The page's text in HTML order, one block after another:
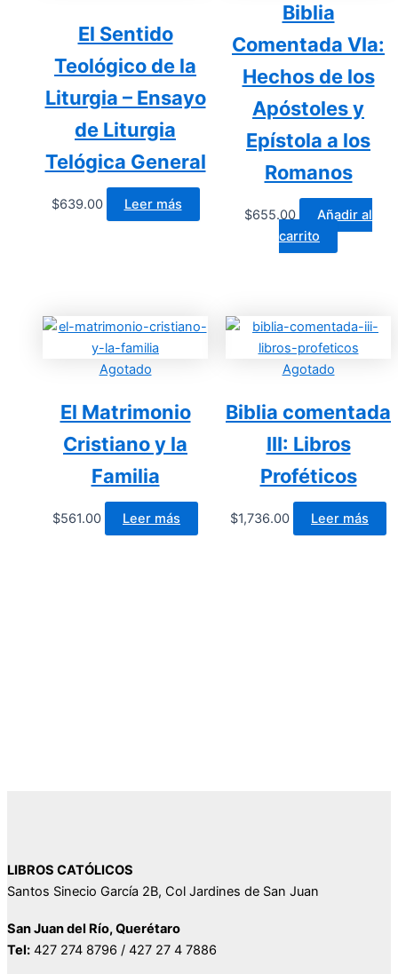
El Sentido
Teológico de la
Liturgia – Ensayo
de Liturgia
Telógica General
$639.00 Leer más
Biblia
Comentada VIa:
Hechos de los
Apóstoles y
Epístola a los
Romanos
$655.00
Añadir al
carrito
Agotado
El Matrimonio
Cristiano y la
Familia
$561.00 Leer más
Agotado
Biblia comentada
III: Libros
Proféticos
$1,736.00 Leer más
LIBROS CATÓLICOS
Santos Sinecio García 2B, Col Jardines de San Juan
San Juan del Río, Querétaro
Tel: 427 274 8796 / 427 27 4 7886